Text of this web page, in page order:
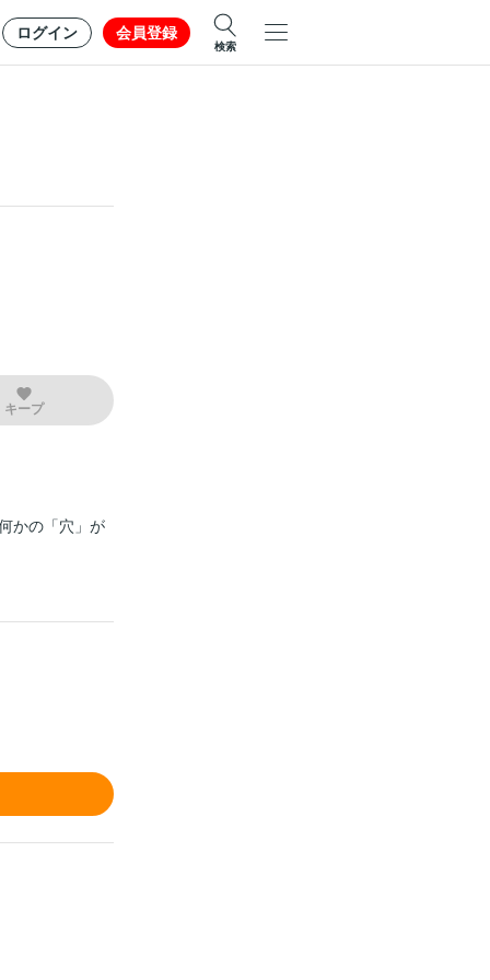
ログイン 会員登録
検索
キープ
かの「穴」が